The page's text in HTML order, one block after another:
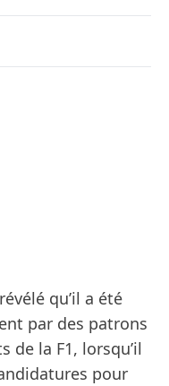
qu’il a été
par des patrons
de la F1, lorsqu’il
pour